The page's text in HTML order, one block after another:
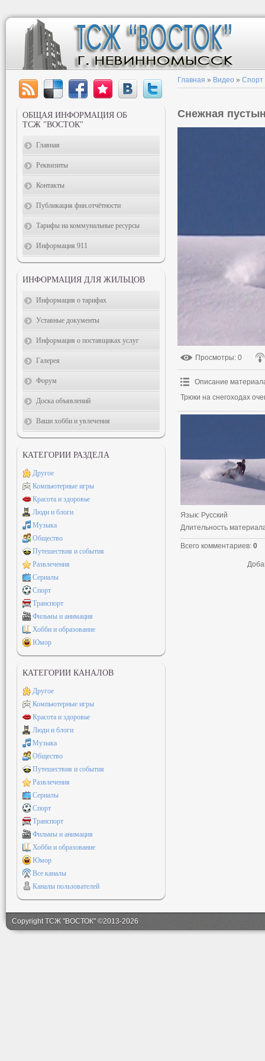
Главная » Видео » Спорт
Снежная
Просмотры: 0
Описание
Трюки на снегоходах
Язык: Русский
Длительность
Всего комментариев: 0
ОБЩАЯ ИНФОРМАЦИЯ ОБ
ТСЖ "ВОСТОК"
Главная
Реквизиты
Контакты
Публикация фин.отчётности
Тарифы на коммунальные ресурсы
Информация 911
ИНФОРМАЦИЯ ДЛЯ ЖИЛЬЦОВ
Информация о тарифах
Уставные документы
Информация о поставщиках услуг
Галерея
Форум
Доска объявлений
Ваши хобби и увлечения
КАТЕГОРИИ РАЗДЕЛА
Другое
Компьютерные игры
Красота и здоровье
Люди и блоги
Музыка
Общество
Путешествия и события
Развлечения
Сериалы
Спорт
Транспорт
Фильмы и анимация
Хобби и образование
Юмор
КАТЕГОРИИ КАНАЛОВ
Другое
Компьютерные игры
Красота и здоровье
Люди и блоги
Музыка
Общество
Путешествия и события
Развлечения
Сериалы
Спорт
Транспорт
Фильмы и анимация
Хобби и образование
Юмор
Все каналы
Каналы пользователей
Copyright ТСЖ "ВОСТОК" ©2013-2026